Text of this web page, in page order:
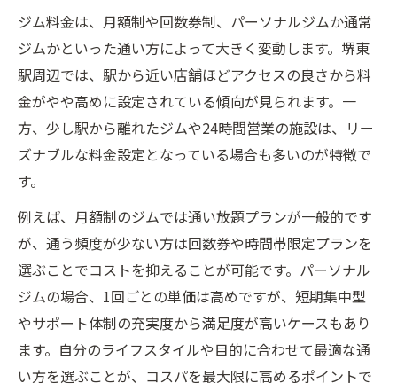
ジム料金は、月額制や回数券制、パーソナルジムか通常
ジムかといった通い方によって大きく変動します。堺東
駅周辺では、駅から近い店舗ほどアクセスの良さから料
金がやや高めに設定されている傾向が見られます。一
方、少し駅から離れたジムや24時間営業の施設は、リー
ズナブルな料金設定となっている場合も多いのが特徴で
す。
例えば、月額制のジムでは通い放題プランが一般的です
が、通う頻度が少ない方は回数券や時間帯限定プランを
選ぶことでコストを抑えることが可能です。パーソナル
ジムの場合、1回ごとの単価は高めですが、短期集中型
やサポート体制の充実度から満足度が高いケースもあり
ます。自分のライフスタイルや目的に合わせて最適な通
い方を選ぶことが、コスパを最大限に高めるポイントで